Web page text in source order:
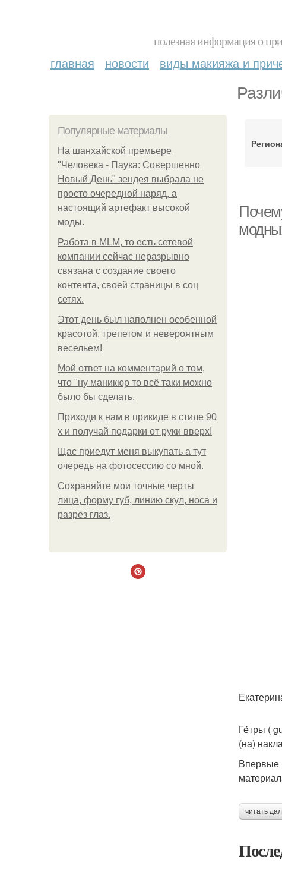
полезная информация о
главная новости виды макияжа и
Популярные материалы
На шанхайской премьере
"Человека - Паука: Совершенно
Новый День" зендея выбрала не
просто очередной наряд, а
настоящий артефакт высокой
моды.
Работа в MLM, то есть сетевой
компании сейчас неразрывно
связана с создание своего
контента, своей страницы в соц
сетях.
Этот день был наполнен особенной
красотой, трепетом и невероятным
весельем!
Мой ответ на комментарий о том,
что "ну маникюр то всё таки можно
было бы сделать.
Приходи к нам в прикиде в стиле 90
х и получай подарки от руки вверх!
Щас приедут меня выкупать а тут
очередь на фотосессию со мной.
Сохраняйте мои точные черты
лица, форму губ, линию скул, носа и
разрез глаз.
Ге́тры (
(на)
Впервые
читать